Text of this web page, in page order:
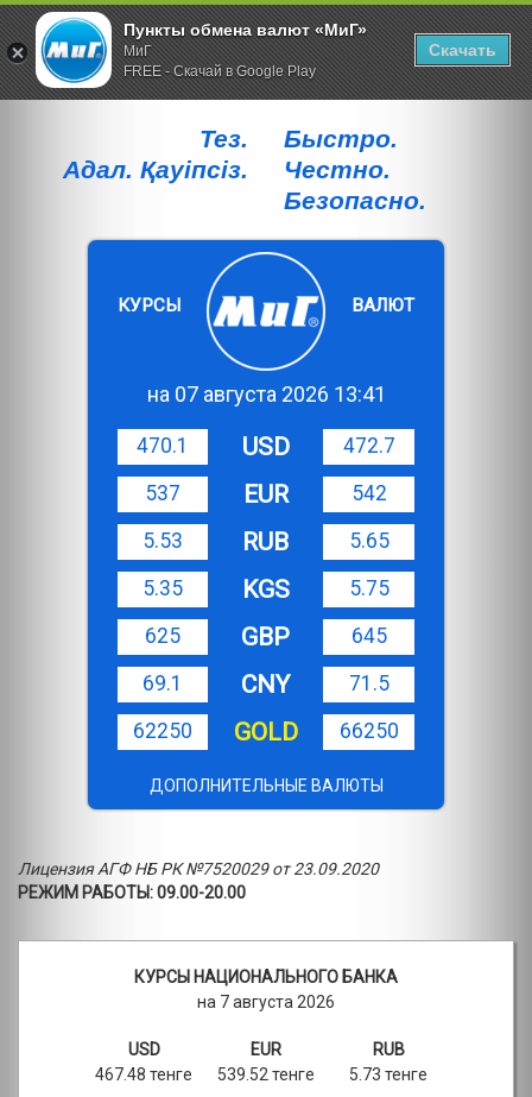
Тез.
Адал. Қауiпсiз.
Быстро.
Честно.
Безопасно.
КУРСЫ ВАЛЮТ
на 07 августа 2026 13:41
470.1 USD
472.7
537
EUR
542
5.53
RUB
5.65
5.35
KGS
5.75
625
GBP
645
69.1
CNY
71.5
62250
GOLD 66250
ДОПОЛНИТЕЛЬНЫЕ ВАЛЮТЫ
Лицензия АГФ НБ РК №7520029 от 23.09.2020
РЕЖИМ РАБОТЫ: 09.00-20.00
КУРСЫ НАЦИОНАЛЬНОГО БАНКА
на 7 августа 2026
USD
467.48 тенге
EUR
539.52 тенге
RUB
5.73 тенге
Пункты обмена валют «МиГ»
МиГ
FREE - Скачай в Google Play
Скачать